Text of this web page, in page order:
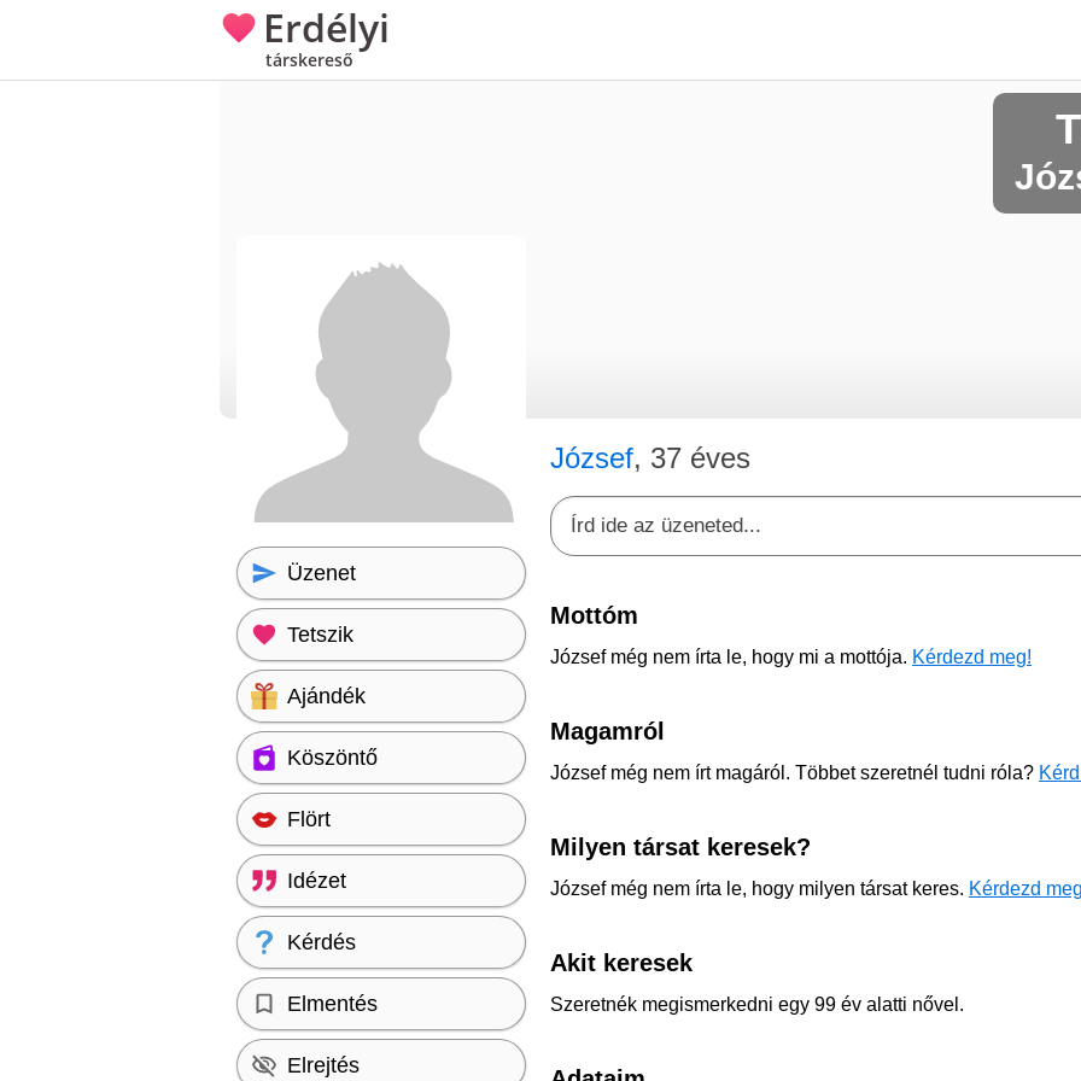
Erdélyi
társkereső
József, 37 éves
Mottóm
József még nem írta le, hogy mi a mottója. Kérdezd meg!
Magamról
József még nem írt magáról. Többet szeretnél tudni róla?
Milyen társat keresek?
József még nem írta le, hogy milyen társat keres. Kérdezd
Akit keresek
Szeretnék megismerkedni egy 99 év alatti nővel.
Üzenet
Tetszik
Ajándék
Köszöntő
Flört
Idézet
Kérdés
Elmentés
Elrejtés